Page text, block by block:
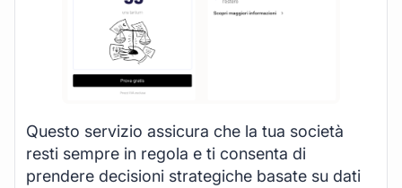
Questo servizio assicura che la tua società
resti sempre in regola e ti consenta di
prendere decisioni strategiche basate su dati